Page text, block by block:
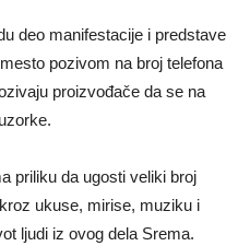
deo manifestacije i predstave
pozivom na broj telefona
proizvođače da se na
priliku da ugosti veliki broj
ukuse, mirise, muziku i
ljudi iz ovog dela Srema.